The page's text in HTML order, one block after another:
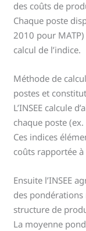
des coûts de
Chaque poste
2010 pour
calcul de l’indice.
Méthode de
postes et
L’INSEE calcule
chaque poste
Ces indices
coûts rapportée
Ensuite l’INSEE
des
structure de
La moyenne